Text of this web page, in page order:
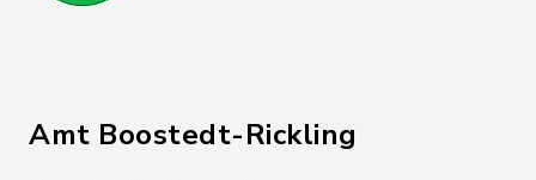
Amt Boostedt-Rickling